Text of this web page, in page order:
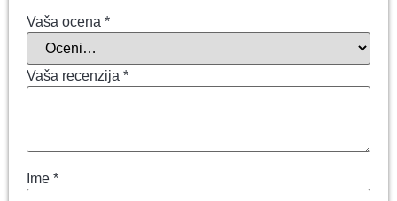
Vaša ocena *
Vaša recenzija *
Ime *